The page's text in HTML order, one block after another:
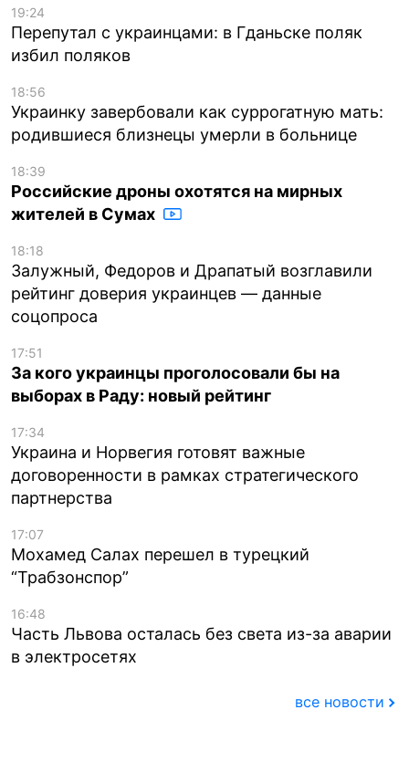
19:24
Перепутал с украинцами: в Гданьске поляк
избил поляков
18:56
Украинку завербовали как суррогатную мать:
родившиеся близнецы умерли в больнице
18:39
Российские дроны охотятся на мирных
жителей в Сумах
18:18
Залужный, Федоров и Драпатый возглавили
рейтинг доверия украинцев — данные
соцопроса
17:51
За кого украинцы проголосовали бы на
выборах в Раду: новый рейтинг
17:34
Украина и Норвегия готовят важные
договоренности в рамках стратегического
партнерства
17:07
Мохамед Салах перешел в турецкий
“Трабзонспор”
16:48
Часть Львова осталась без света из-за аварии
в электросетях
все новости